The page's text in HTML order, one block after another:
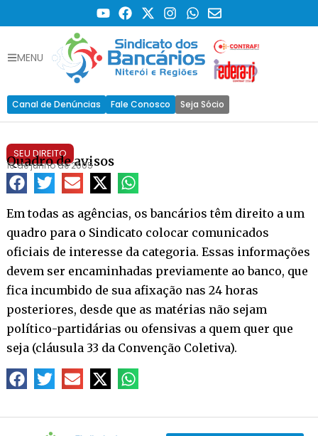
MENU
Canal de Denúncias Fale Conosco Seja Sócio
SEU DIREITO
Quadro de avisos
16 de junho de 2005
Em todas as agências, os bancários têm direito a um
quadro para o Sindicato colocar comunicados
oficiais de interesse da categoria. Essas informações
devem ser encaminhadas previamente ao banco, que
fica incumbido de sua afixação nas 24 horas
posteriores, desde que as matérias não sejam
político-partidárias ou ofensivas a quem quer que
seja (cláusula 33 da Convenção Coletiva).